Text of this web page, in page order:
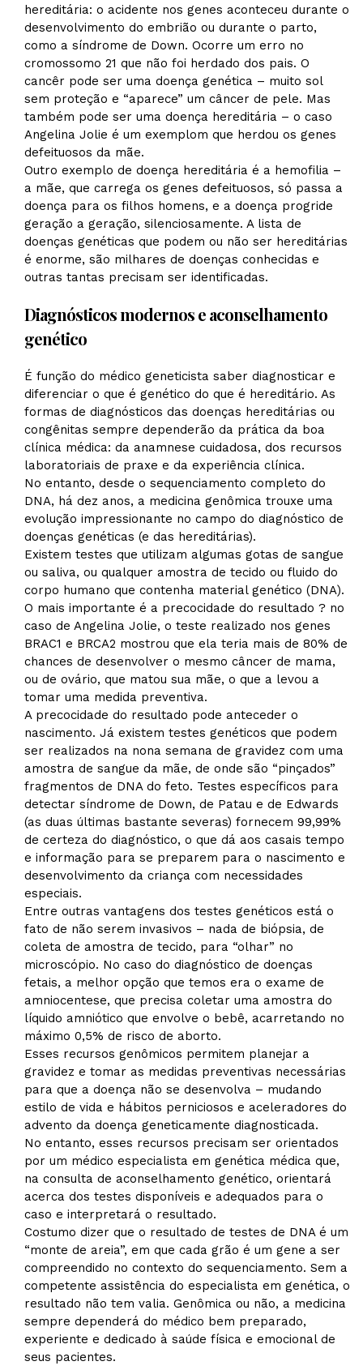
hereditária: o acidente nos genes aconteceu durante o
desenvolvimento do embrião ou durante o parto,
como a síndrome de Down. Ocorre um erro no
cromossomo 21 que não foi herdado dos pais. O
cancêr pode ser uma doença genética – muito sol
sem proteção e “aparece” um câncer de pele. Mas
também pode ser uma doença hereditária – o caso
Angelina Jolie é um exemplom que herdou os genes
defeituosos da mãe.
Outro exemplo de doença hereditária é a hemofilia –
a mãe, que carrega os genes defeituosos, só passa a
doença para os filhos homens, e a doença progride
geração a geração, silenciosamente. A lista de
doenças genéticas que podem ou não ser hereditárias
é enorme, são milhares de doenças conhecidas e
outras tantas precisam ser identificadas.
Diagnósticos modernos e aconselhamento
genético
É função do médico geneticista saber diagnosticar e
diferenciar o que é genético do que é hereditário. As
formas de diagnósticos das doenças hereditárias ou
congênitas sempre dependerão da prática da boa
clínica médica: da anamnese cuidadosa, dos recursos
laboratoriais de praxe e da experiência clínica.
No entanto, desde o sequenciamento completo do
DNA, há dez anos, a medicina genômica trouxe uma
evolução impressionante no campo do diagnóstico de
doenças genéticas (e das hereditárias).
Existem testes que utilizam algumas gotas de sangue
ou saliva, ou qualquer amostra de tecido ou fluido do
corpo humano que contenha material genético (DNA).
O mais importante é a precocidade do resultado ? no
caso de Angelina Jolie, o teste realizado nos genes
BRAC1 e BRCA2 mostrou que ela teria mais de 80% de
chances de desenvolver o mesmo câncer de mama,
ou de ovário, que matou sua mãe, o que a levou a
tomar uma medida preventiva.
A precocidade do resultado pode anteceder o
nascimento. Já existem testes genéticos que podem
ser realizados na nona semana de gravidez com uma
amostra de sangue da mãe, de onde são “pinçados”
fragmentos de DNA do feto. Testes específicos para
detectar síndrome de Down, de Patau e de Edwards
(as duas últimas bastante severas) fornecem 99,99%
de certeza do diagnóstico, o que dá aos casais tempo
e informação para se preparem para o nascimento e
desenvolvimento da criança com necessidades
especiais.
Entre outras vantagens dos testes genéticos está o
fato de não serem invasivos – nada de biópsia, de
coleta de amostra de tecido, para “olhar” no
microscópio. No caso do diagnóstico de doenças
fetais, a melhor opção que temos era o exame de
amniocentese, que precisa coletar uma amostra do
líquido amniótico que envolve o bebê, acarretando no
máximo 0,5% de risco de aborto.
Esses recursos genômicos permitem planejar a
gravidez e tomar as medidas preventivas necessárias
para que a doença não se desenvolva – mudando
estilo de vida e hábitos perniciosos e aceleradores do
advento da doença geneticamente diagnosticada.
No entanto, esses recursos precisam ser orientados
por um médico especialista em genética médica que,
na consulta de aconselhamento genético, orientará
acerca dos testes disponíveis e adequados para o
caso e interpretará o resultado.
Costumo dizer que o resultado de testes de DNA é um
“monte de areia”, em que cada grão é um gene a ser
compreendido no contexto do sequenciamento. Sem a
competente assistência do especialista em genética, o
resultado não tem valia. Genômica ou não, a medicina
sempre dependerá do médico bem preparado,
experiente e dedicado à saúde física e emocional de
seus pacientes.